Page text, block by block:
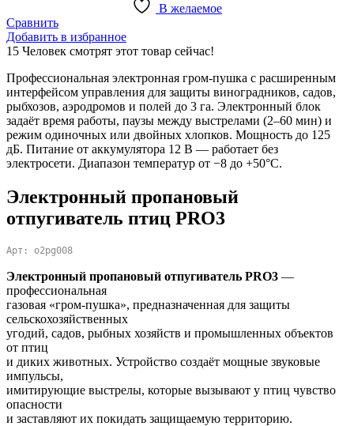
отпугиватель
PRO3
В желаемое
Сравнить
Добавить в избранное
15 Человек смотрят этот товар сейчас!
Профессиональная электронная гром-пушка с расширенным
интерфейсом управления для защиты виноградников, садов,
рыбхозов, аэродромов и полей до 3 га. Электронный блок
задаёт время работы, паузы между выстрелами (2–60 мин) и
режим одиночных или двойных хлопков. Мощность до 125
дБ. Питание от аккумулятора 12 В — работает без
электросети. Диапазон температур от −8 до +50°C.
Электронный пропановый
отпугиватель птиц PRO3
Арт: o2pg008
Электронный пропановый отпугиватель PRO3 —
профессиональная
газовая «гром-пушка», предназначенная для защиты
сельскохозяйственных
угодий, садов, рыбных хозяйств и промышленных объектов
от птиц
и диких животных. Устройство создаёт мощные звуковые
импульсы,
имитирующие выстрелы, которые вызывают у птиц чувство
опасности
и заставляют их покидать защищаемую территорию.